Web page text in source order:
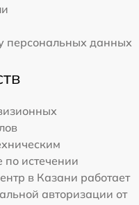
персональных данных
по истечении
в Казани работает
авторизации от